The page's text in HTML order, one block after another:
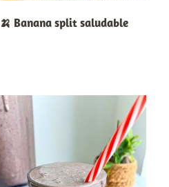
🍌 Banana split saludable